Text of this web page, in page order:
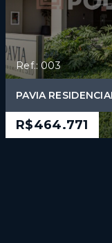
Ref.: 003
PAVIA
R$464.771